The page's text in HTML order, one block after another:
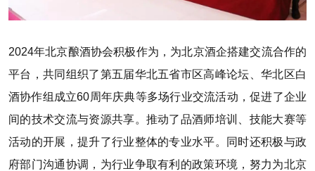
2024年北京酿酒协会积极作为，为北京酒企搭建交流合作的
平台，共同组织了第五届华北五省市区高峰论坛、华北区白
酒协作组成立60周年庆典等多场行业交流活动，促进了企业
间的技术交流与资源共享。推动了品酒师培训、技能大赛等
活动的开展，提升了行业整体的专业水平。同时还积极与政
府部门沟通协调，为行业争取有利的政策环境，努力为北京